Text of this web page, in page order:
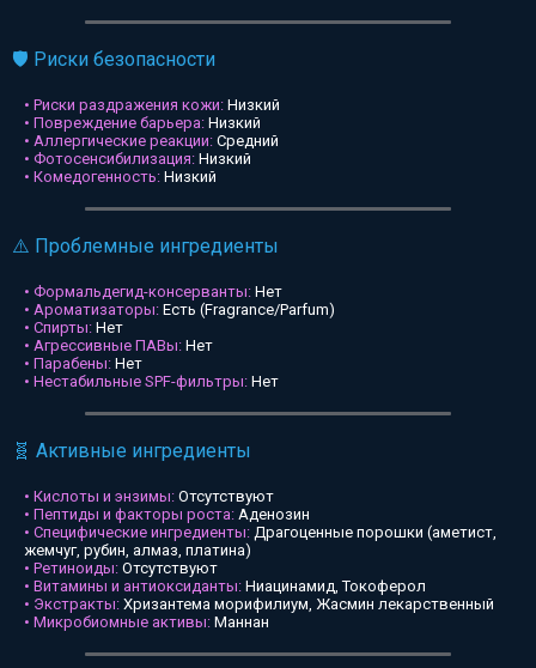
🛡️ Риски безопасности
• Риски раздражения кожи: Низкий
• Повреждение барьера: Низкий
• Аллергические реакции: Средний
• Фотосенсибилизация: Низкий
• Комедогенность: Низкий
⚠️ Проблемные ингредиенты
• Формальдегид-консерванты: Нет
• Ароматизаторы: Есть (Fragrance/Parfum)
• Спирты: Нет
• Агрессивные ПАВы: Нет
• Парабены: Нет
• Нестабильные SPF-фильтры: Нет
🧬 Активные ингредиенты
• Кислоты и энзимы: Отсутствуют
• Пептиды и факторы роста: Аденозин
• Специфические ингредиенты: Драгоценные порошки (аметист,
жемчуг, рубин, алмаз, платина)
• Ретиноиды: Отсутствуют
• Витамины и антиоксиданты: Ниацинамид, Токоферол
• Экстракты: Хризантема морифилиум, Жасмин лекарственный
• Микробиомные активы: Маннан